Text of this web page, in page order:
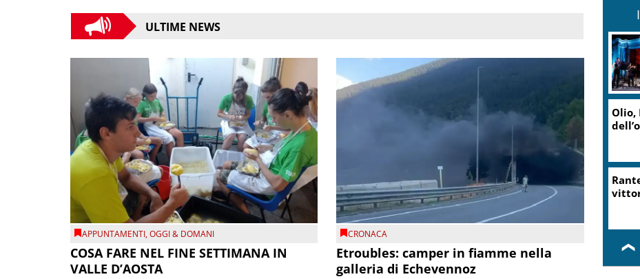
ULTIME NEWS
APPUNTAMENTI,OGGI & DOMANI
COSA FARE NEL FINE SETTIMANA IN
VALLE D’AOSTA
CRONACA
Etroubles: camper in fiamme nella
galleria di Echevennoz
Olio,
❮